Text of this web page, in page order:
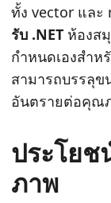
ทั้ง vector และ
รับ .NET ห้องส
กําหนดเองสํา
สามารถบรรลุข
อันตรายต่อคุณ
ประโย
ภาพ